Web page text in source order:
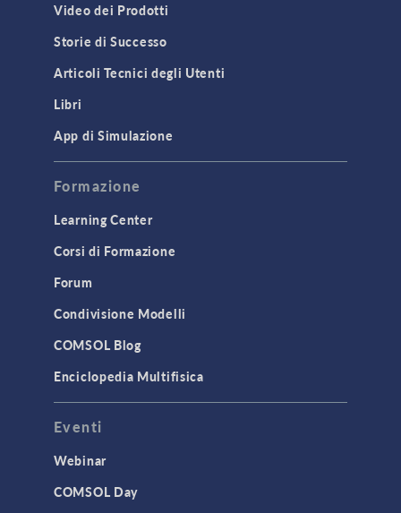
Video dei Prodotti
Storie di Successo
Articoli Tecnici degli Utenti
Libri
App di Simulazione
Formazione
Learning Center
Corsi di Formazione
Forum
Condivisione Modelli
COMSOL Blog
Enciclopedia Multifisica
Eventi
Webinar
COMSOL Day